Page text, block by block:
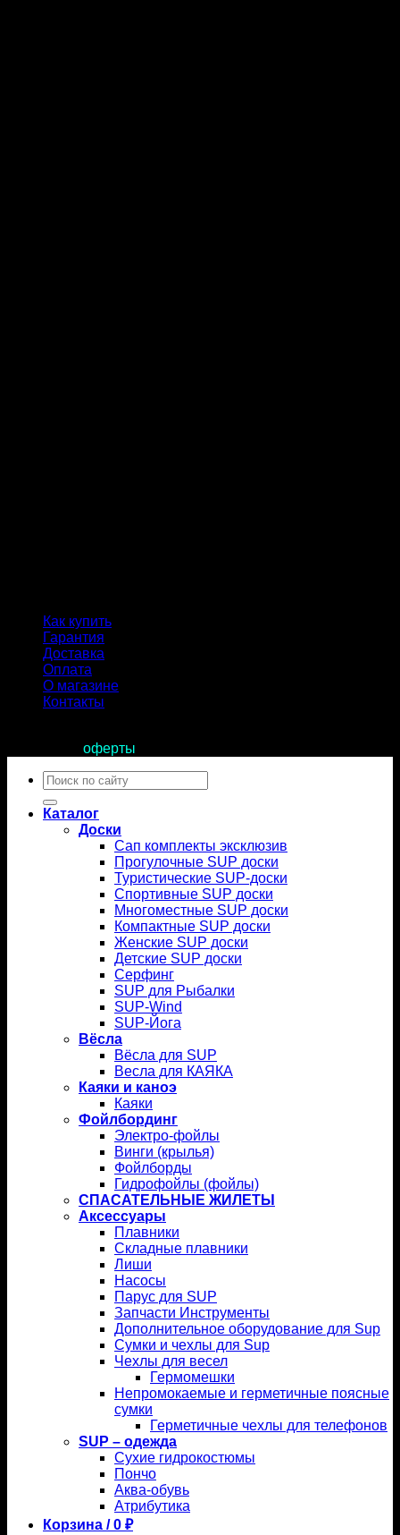
Как купить
Гарантия
Доставка
Оплата
О магазине
Контакты
оферты
Искать:
Каталог
Доски
Сап комплекты эксклюзив
Прогулочные SUP доски
Туристические SUP-доски
Спортивные SUP доски
Многоместные SUP доски
Компактные SUP доски
Женские SUP доски
Детские SUP доски
Серфинг
SUP для Рыбалки
SUP-Wind
SUP-Йога
Вёсла
Вёсла для SUP
Весла для КАЯКА
Каяки и каноэ
Каяки
Фойлбординг
Электро-фойлы
Винги (крылья)
Фойлборды
Гидрофойлы (фойлы)
СПАСАТЕЛЬНЫЕ ЖИЛЕТЫ
Аксессуары
Плавники
Складные плавники
Лиши
Насосы
Парус для SUP
Запчасти Инструменты
Дополнительное оборудование для Sup
Сумки и чехлы для Sup
Чехлы для весел
Гермомешки
Непромокаемые и герметичные поясные
сумки
Герметичные чехлы для телефонов
SUP – одежда
Сухие гидрокостюмы
Пончо
Аква-обувь
Атрибутика
Корзина /0 ₽